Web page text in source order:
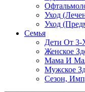
Уход
Уход
Семья
Дети От 3-
Женское
Мама И
Мужское
Сезон,